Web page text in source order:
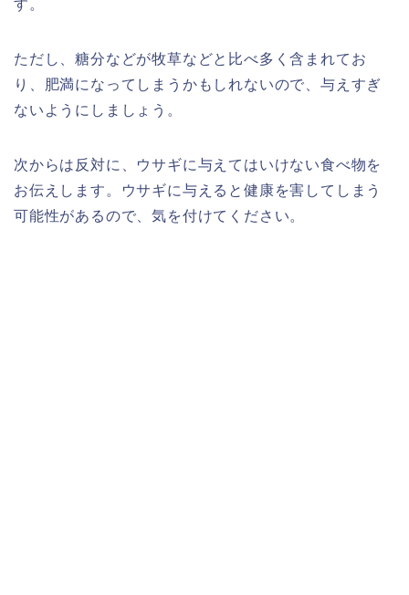
す。
ただし、糖分などが牧草などと比べ多く含まれてお
り、肥満になってしまうかもしれないので、与えすぎ
ないようにしましょう。
次からは反対に、ウサギに与えてはいけない食べ物を
お伝えします。ウサギに与えると健康を害してしまう
可能性があるので、気を付けてください。